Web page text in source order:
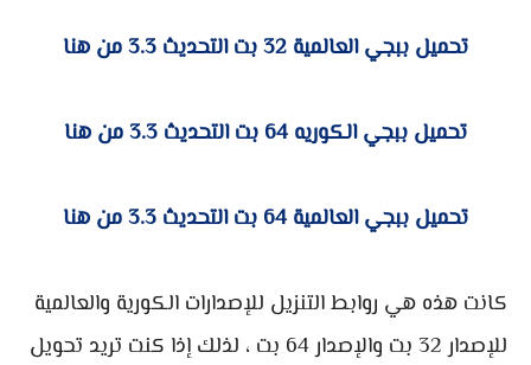
تحميل ببجي العالمية 32 بت التحديث 3.3 من هنا
تحميل ببجي الكوريه 64 بت التحديث 3.3 من هنا
تحميل ببجي العالمية 64 بت التحديث 3.3 من هنا
كانت هذه هي روابط التنزيل للإصدارات الكورية والعالمية
للإصدار 32 بت والإصدار 64 بت ، لذلك إذا كنت تريد تحويل